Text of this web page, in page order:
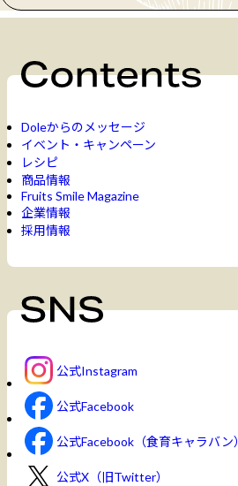
Doleからのメッセージ
イベント・キャンペーン
レシピ
商品情報
Fruits Smile Magazine
企業情報
採用情報
公式Instagram
公式Facebook
公式Facebook（食育キャラバン）
公式X（旧Twitter）